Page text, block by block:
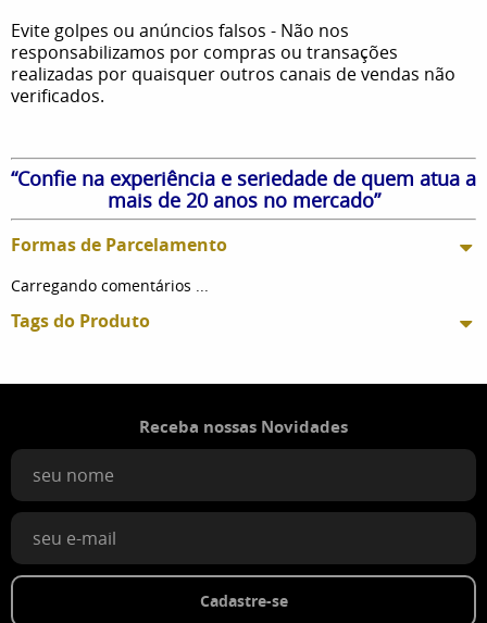
Evite golpes ou anúncios falsos - Não nos
responsabilizamos por compras ou transações
realizadas por quaisquer outros canais de vendas não
verificados.
“Confie na experiência e seriedade de quem atua a
mais de 20 anos no mercado”
Formas de Parcelamento
Carregando comentários ...
Tags do Produto
Receba nossas Novidades
Cadastre-se